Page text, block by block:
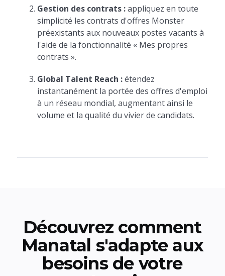
Gestion des contrats :appliquez en toute
simplicité les contrats d'offres Monster
préexistants aux nouveaux postes vacants à
l'aide de la fonctionnalité « Mes propres
contrats ».
Global Talent Reach :étendez
instantanément la portée des offres d'emploi
à un réseau mondial, augmentant ainsi le
volume et la qualité du vivier de candidats.
Découvrez comment
Manatal s'adapte aux
besoins de votre